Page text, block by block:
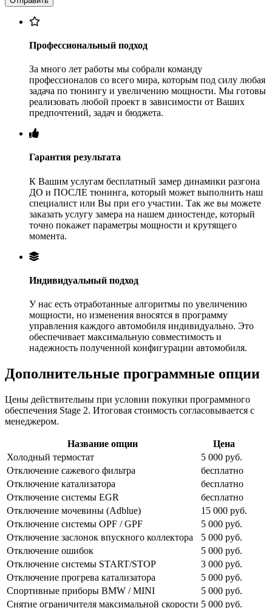
Профессиональный подход
За много лет работы мы собрали команду
профессионалов со всего мира, которым под силу любая
задача по тюнингу и увеличению мощности. Мы готовы
реализовать любой проект в зависимости от Ваших
предпочтений, задач и бюджета.
Гарантия результата
К Вашим услугам бесплатный замер динамики разгона
ДО и ПОСЛЕ тюнинга, который может выполнить наш
специалист или Вы при его участии. Так же вы можете
заказать услугу замера на нашем диностенде, который
точно покажет параметры мощности и крутящего
момента.
Индивидуальный подход
У нас есть отработанные алгоритмы по увеличению
мощности, но изменения вносятся в программу
управления каждого автомобиля индивидуально. Это
обеспечивает максимальную совместимость и
надежность полученной конфигурации автомобиля.
Дополнительные программные опции
Цены действительны при условии покупки программного
обеспечения Stage 2. Итоговая стоимость согласовывается с
менеджером.
Название опции
Цена
Холодный термостат
5 000 руб.
Отключение сажевого фильтра
бесплатно
Отключение катализатора
бесплатно
Отключение системы EGR
бесплатно
Отключение мочевины (Adblue)
15 000 руб.
Отключение системы OPF / GPF
5 000 руб.
Отключение заслонок впускного коллектора
5 000 руб.
Отключение ошибок
5 000 руб.
Отключение системы START/STOP
3 000 руб.
Отключение прогрева катализатора
5 000 руб.
Спортивные приборы BMW / MINI
5 000 руб.
Снятие ограничителя максимальной скорости 5 000 руб.